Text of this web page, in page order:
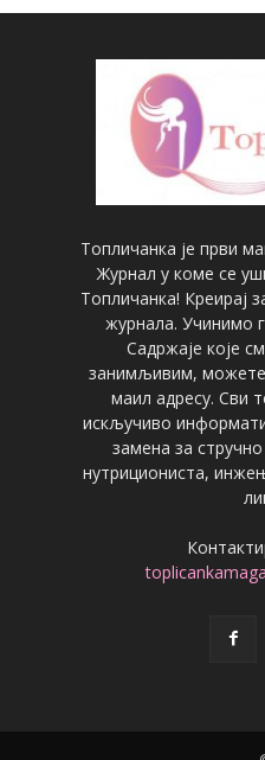
Топличанка је први
Журнал у коме се
Топличанка! Креирај
журнала. Учинимо
Садржаје које
занимљивим,
маил адресу. Сви
искључиво
замена за
нутрициониста,